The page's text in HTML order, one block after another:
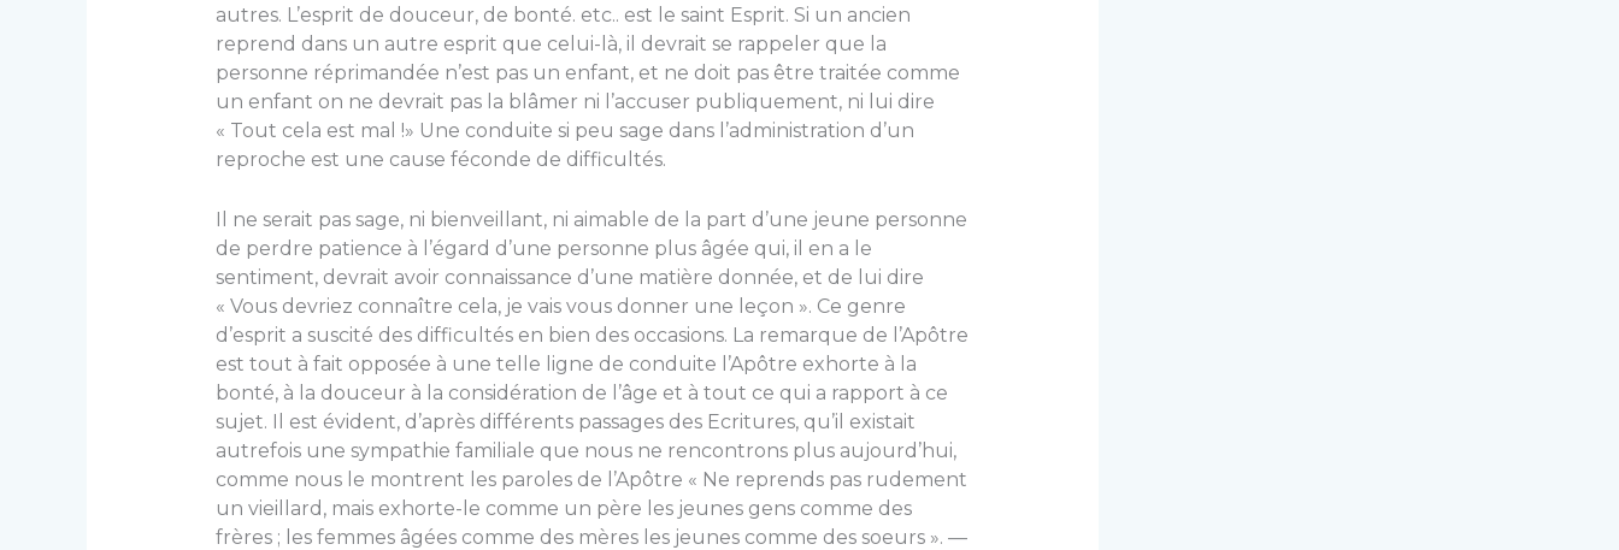
autres. L’esprit de douceur, de bonté. etc.. est le saint Esprit. Si un ancien
reprend dans un autre esprit que celui-là, il devrait se rappeler que la
personne réprimandée n’est pas un enfant, et ne doit pas être traitée comme
un enfant on ne devrait pas la blâmer ni l’accuser publiquement, ni lui dire
« Tout cela est mal !» Une conduite si peu sage dans l’admi­nistration d’un
reproche est une cause féconde de difficultés.
Il ne serait pas sage, ni bienveillant, ni aimable de la part d’une jeune personne
de perdre patience à l’égard d’une personne plus âgée qui, il en a le
sentiment, devrait avoir connaissance d’une matière donnée, et de lui dire
« Vous devriez connaître cela, je vais vous donner une leçon ». Ce genre
d’esprit a suscité des difficultés en bien des occasions. La remarque de l’Apôtre
est tout à fait opposée à une telle ligne de conduite l’Apôtre exhorte à la
bonté, à la douceur à la considération de l’âge et à tout ce qui a rapport à ce
sujet. Il est évident, d’après différents passages des Ecritures, qu’il existait
autrefois une sympathie familiale que nous ne rencontrons plus aujourd’hui,
comme nous le montrent les paroles de l’Apôtre « Ne reprends pas rudement
un vieillard, mais exhorte-le comme un père les jeunes gens comme des
frères ; les femmes âgées comme des mères les jeunes comme des soeurs ». —